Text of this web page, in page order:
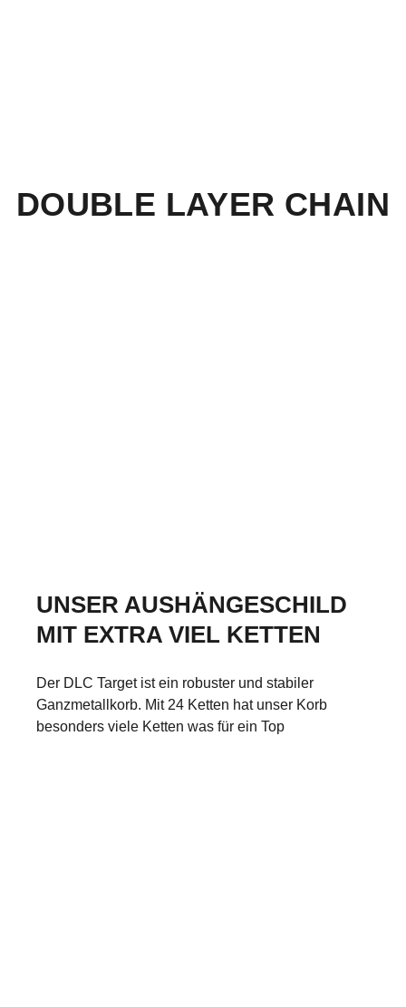
DOUBLE LAYER CHAIN
UNSER AUSHÄNGESCHILD
MIT EXTRA VIEL KETTEN
Der DLC Target ist ein robuster und stabiler
Ganzmetallkorb. Mit 24 Ketten hat unser Korb
besonders viele Ketten was für ein Top